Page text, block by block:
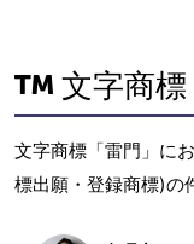
文字商標
文字商標「雷門」に
標出願・登録商標)の